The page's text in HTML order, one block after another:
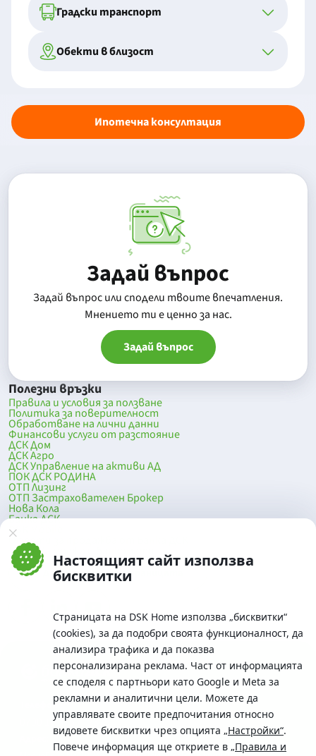
Настоящият сайт използва
бисквитки
Страницата на DSK Home използва „бисквитки“
(cookies), за да подобри своята функционалност, да
анализира трафика и да показва
персонализирана реклама. Част от информацията
се споделя с партньори като Google и Meta за
рекламни и аналитични цели. Можете да
управлявате своите предпочитания относно
видовете бисквитки чрез опцията „Настройки“.
Повече информация ще откриете в „Правила и
Градски транспорт
Обекти в близост
Ипотечна консултация
Задай въпрос
Задай въпрос или сподели твоите впечатления.
Mнението ти е ценно за нас.
Задай въпрос
Полезни връзки
Правила и условия за ползване
Политика за поверителност
Обработване на лични данни
Финансови услуги от разстояние
ДСК Дом
ДСК Агро
ДСК Управление на активи АД
ПОК ДСК РОДИНА
ОТП Лизинг
ОТП Застрахователен Брокер
Нова Кола
Банка ДСК
DSK Mobile
Оферти за продажба от Банка ДСК
Клонова мрежа и банкомати
До началото на страницата
Телефон:
0700 10 375 / *2375